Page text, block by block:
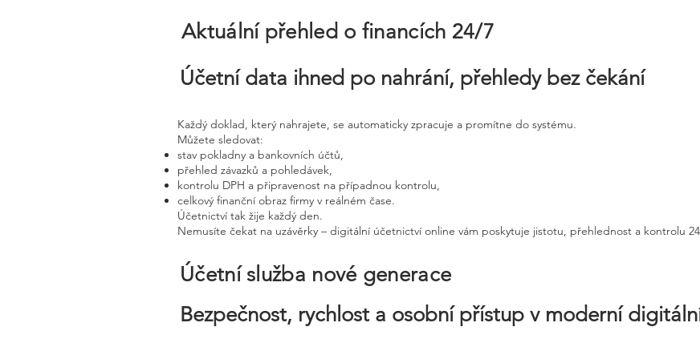
Aktuální přehled o financích 24/7
Účetní data ihned po nahrání, přehledy bez čekání
Každý doklad, který nahrajete, se automaticky zpracuje a promítne do systému.
Můžete sledovat:
stav pokladny a bankovních účtů,
přehled závazků a pohledávek,
kontrolu DPH a připravenost na případnou kontrolu,
celkový finanční obraz firmy v reálném čase.
Účetnictví tak žije každý den.
Nemusíte čekat na uzávěrky – digitální účetnictví online vám poskytuje jistotu, přehlednost a kontrolu
Účetní služba nové generace
Bezpečnost, rychlost a osobní přístup v moderní